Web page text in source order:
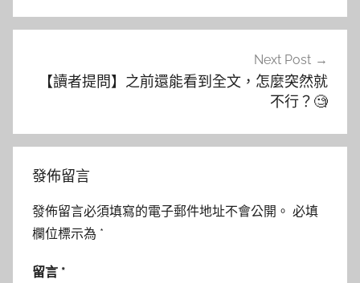
覽
Next Post
【讀者提問】之前還能看到全文，怎麼突然就
不行？🧐
發佈留言
發佈留言必須填寫的電子郵件地址不會公開。 必填
欄位標示為 *
留言 *